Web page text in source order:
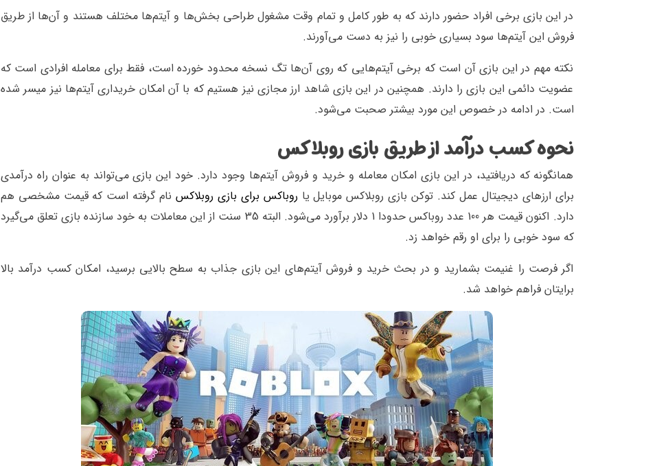
در این بازی برخی افراد حضور دارند که به طور کامل و تمام وقت مشغول طراحی بخش‌ها و آیتم‌ها مختلف هستند و آن‌ها از طریق
فروش این آیتم‌ها سود بسیاری خوبی را نیز به دست می‌آورند.
نکته مهم در این بازی آن است که برخی آیتم‌هایی که روی آن‌ها تگ نسخه محدود خورده است، فقط برای معامله افرادی است که
عضویت دائمی این بازی را دارند. همچنین در این بازی شاهد ارز مجازی نیز هستیم که با آن امکان خریداری آیتم‌ها نیز میسر شده
است. در ادامه در خصوص این مورد بیشتر صحبت می‌شود.
نحوه کسب درآمد از طریق بازی روبلاکس
همانگونه که دریافتید، در این بازی امکان معامله و خرید و فروش آیتم‌ها وجود دارد. خود این بازی می‌تواند به عنوان راه درآمدی
برای ارزهای دیجیتال عمل کند. توکن بازی روبلاکس موبایل یا روباکس برای بازی روبلاکس نام گرفته است که قیمت مشخصی هم
دارد. اکنون قیمت هر 100 عدد روباکس حدودا 1 دلار برآورد می‌شود. البته 35 سنت از این معاملات به خود سازنده بازی تعلق می‌گیرد
که سود خوبی را برای او رقم خواهد زد.
اگر فرصت را غنیمت بشمارید و در بحث خرید و فروش آیتم‌های این بازی جذاب به سطح بالایی برسید، امکان کسب درآمد بالا
برایتان فراهم خواهد شد.